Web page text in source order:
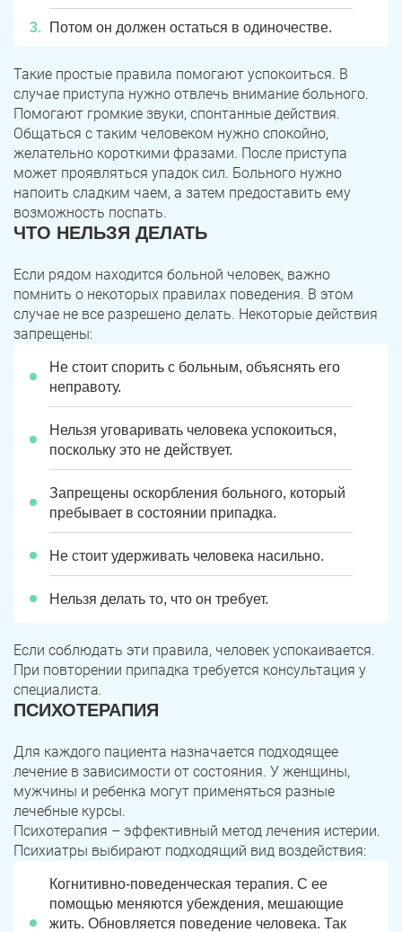
Потом он должен остаться в одиночестве.
Такие простые правила помогают успокоиться. В
случае приступа нужно отвлечь внимание больного.
Помогают громкие звуки, спонтанные действия.
Общаться с таким человеком нужно спокойно,
желательно короткими фразами. После приступа
может проявляться упадок сил. Больного нужно
напоить сладким чаем, а затем предоставить ему
возможность поспать.
ЧТО НЕЛЬЗЯ ДЕЛАТЬ
Если рядом находится больной человек, важно
помнить о некоторых правилах поведения. В этом
случае не все разрешено делать. Некоторые действия
запрещены:
Не стоит спорить с больным, объяснять его
неправоту.
Нельзя уговаривать человека успокоиться,
поскольку это не действует.
Запрещены оскорбления больного, который
пребывает в состоянии припадка.
Не стоит удерживать человека насильно.
Нельзя делать то, что он требует.
Если соблюдать эти правила, человек успокаивается.
При повторении припадка требуется консультация у
специалиста.
ПСИХОТЕРАПИЯ
Для каждого пациента назначается подходящее
лечение в зависимости от состояния. У женщины,
мужчины и ребенка могут применяться разные
лечебные курсы.
Психотерапия – эффективный метод лечения истерии.
Психиатры выбирают подходящий вид воздействия:
Когнитивно-поведенческая терапия. С ее
помощью меняются убеждения, мешающие
жить. Обновляется поведение человека. Так